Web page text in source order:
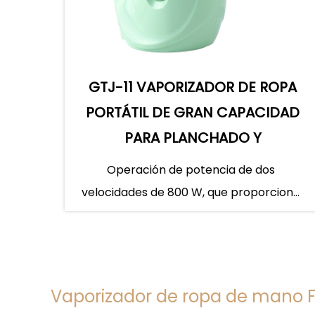
GTJ-11 VAPORIZADOR DE ROPA
PORTÁTIL DE GRAN CAPACIDAD
PARA PLANCHADO Y
VAPORIZACIÓN
Operación de potencia de dos
velocidades de 800 W, que proporciona
Vaporizador de ropa de mano